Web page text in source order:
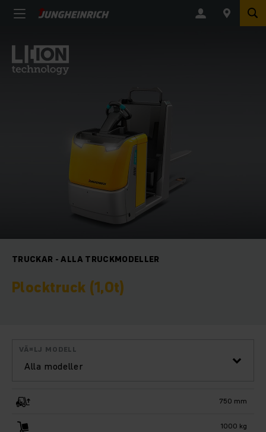
TRUCKAR - ALLA TRUCKMODELLER
Plocktruck (1,0t)
Alla modeller
VÃ¤LJ MODELL
750 mm
1000 kg